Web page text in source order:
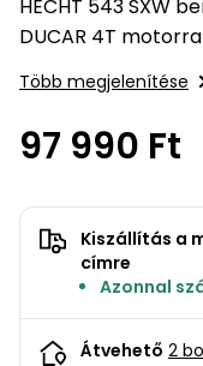
rönkhasító
Ágaprító
Lombfúvó-
Szállítókocsi
Lapvibrátorok,
Mérőeszközök
Kiegészítők
HECHT 543 SXW
DUCAR 4T
vázzal, 50 literes
Több megjelenítése
97 990 Ft
Kiszállítás a
címre
Azonnal
Átvehető 2